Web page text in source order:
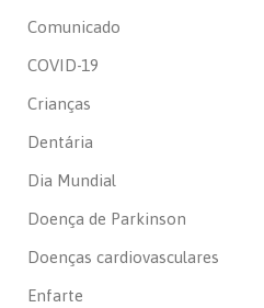
Comunicado
COVID-19
Crianças
Dentária
Dia Mundial
Doença de Parkinson
Doenças cardiovasculares
Enfarte